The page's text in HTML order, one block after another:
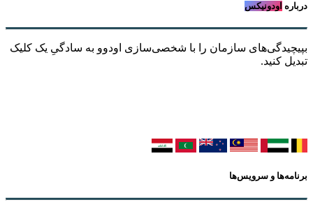
درباره اودونیکس
بپیچیدگی‌های سازمان را با شخصی‌سازی اودوو به سادگیِ یک کلیک
تبدیل کنید.
برنامه‌ها و سرویس‌ها